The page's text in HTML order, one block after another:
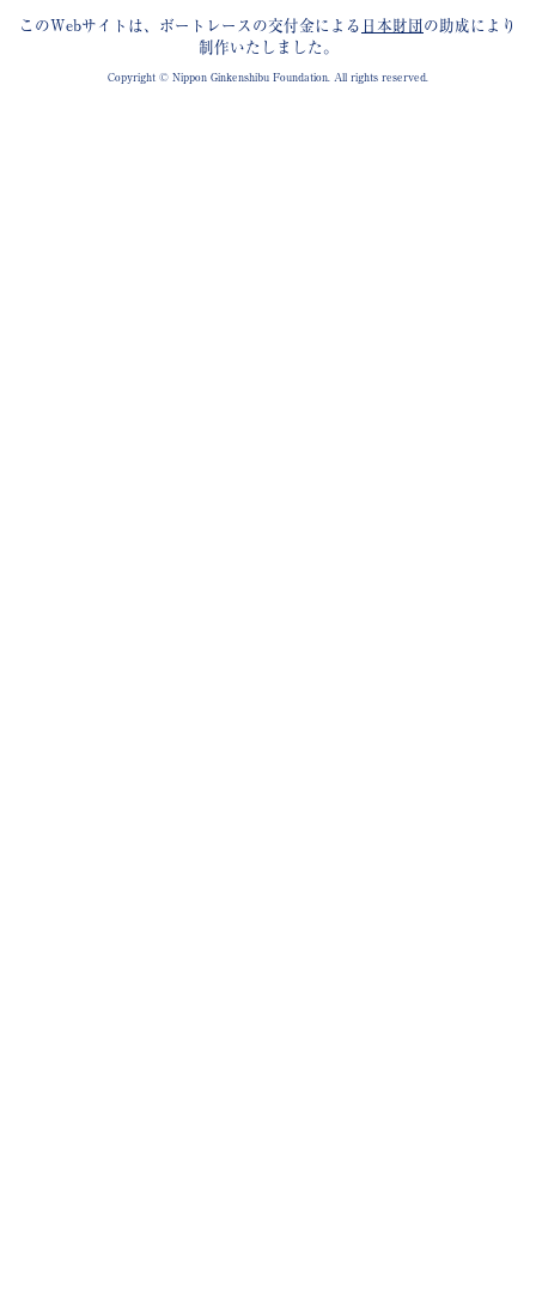
このWebサイトは、ボートレースの交付金による 日本財団の助成により
制作いたしました。
Copyright © Nippon Ginkenshibu Foundation. All rights reserved.